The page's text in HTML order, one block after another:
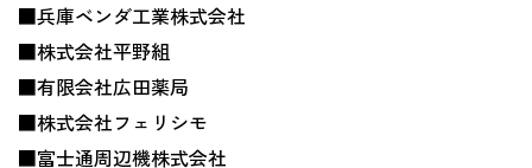
■兵庫ベンダ工業株式会社
■株式会社平野組
■有限会社広田薬局
■株式会社フェリシモ
■富士通周辺機株式会社